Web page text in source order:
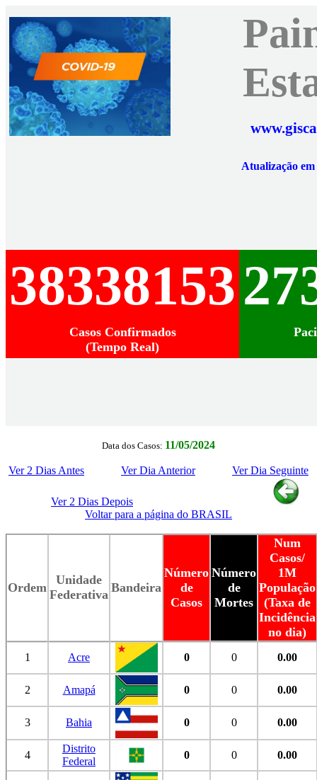
Atualização
38338153
Casos Confirmados
(Tempo Real)
Data dos Casos: 11/05/2024
Ver 2 Dias Antes Ver Dia Anterior Ver Dia Seguinte
Ver 2 Dias Depois
Voltar para a página do BRASIL
Ordem
Unidade
Federativa Bandeira
Número
de
Casos
Número
de
Mortes
Num
Casos/
1M
População
(Taxa de
Incidência
no dia)
1 Acre 0 0 0.00
2 Amapá 0 0 0.00
3 Bahia 0 0 0.00
4
Distrito
Federal
0 0 0.00